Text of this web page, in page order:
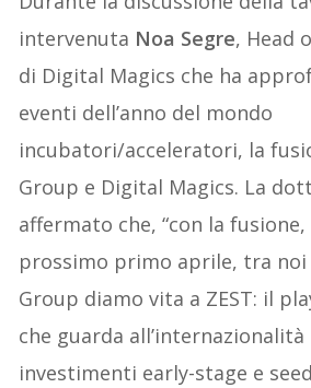
intervenuta Noa Segre, Head
di Digital Magics che ha
eventi dell’anno del mondo
incubatori/acceleratori, la
Group e Digital Magics. La
affermato che, “con la
prossimo primo aprile, tra noi
Group diamo vita a ZEST: il
che guarda
investimenti early-stage e